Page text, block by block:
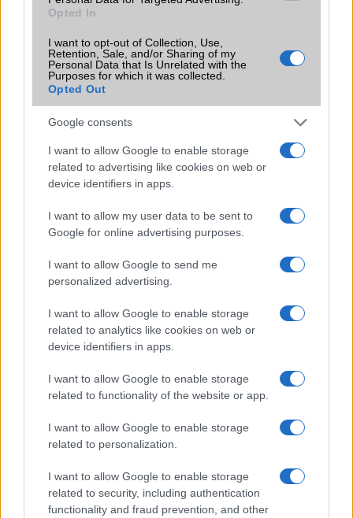
Opted In
I want to opt-out of Collection, Use,
Retention, Sale, and/or Sharing of my
Personal Data that Is Unrelated with the
Purposes for which it was collected.
Opted Out
Google consents
I want to allow Google to enable storage
related to advertising like cookies on web or
device identifiers in apps.
I want to allow my user data to be sent to
Google for online advertising purposes.
I want to allow Google to send me
personalized advertising.
I want to allow Google to enable storage
related to analytics like cookies on web or
device identifiers in apps.
I want to allow Google to enable storage
related to functionality of the website or app.
I want to allow Google to enable storage
related to personalization.
I want to allow Google to enable storage
related to security, including authentication
functionality and fraud prevention, and other
Agresszív reklám az Amazonon az iPad mini ellen
Borzalmas az Apple iPad mini
Leejtették: iPad mini, Nexus 7, iPad 3
Apple: 3 millió iPad 3 nap alatt
Apple iPad mini reklámok
Apple iPad mini 2 és új iPad márciusban?
Jöhet az iPad Maxi?
Számos népszerű Samsung Galaxy készülék kimarad a One
iPhone 18 bemutató dátum - ekkor rántja le a leplet az
Az Android rejtett automatizmusai: hat funkció, amely
észrevétlenül könnyíti meg a mindennapokat